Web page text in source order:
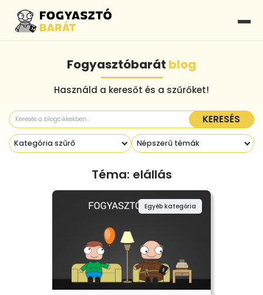
Fogyasztóbarát blog
Használd a keresőt és a szűrőket!
KERESÉS
Kategória szűrő Népszerű témák
Téma: elállás
Egyéb kategória